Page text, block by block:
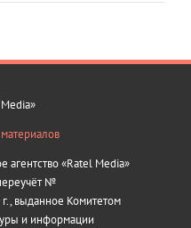
материалов
«Ratel Media»
№
выданное Комитетом
и информации